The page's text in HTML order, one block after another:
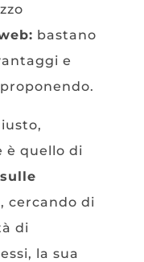
bastano
e
è quello di
, cercando di
di
la sua